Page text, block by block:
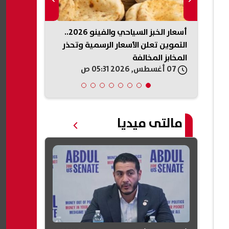
أسعار الخبز السياحي والفينو 2026..
التموين تعلن الأسعار الرسمية وتحذر
المخابز المخالفة
مالتى ميديا